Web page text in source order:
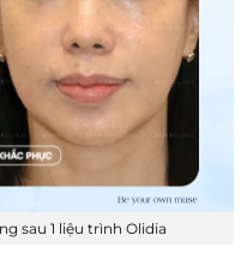
sau 1 liệu trình Olidia